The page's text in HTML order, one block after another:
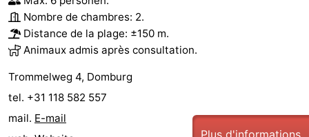
Nombre de chambres: 2.
Distance de la plage: ±150 m.
Animaux admis après consultation.
Trommelweg 4, Domburg
tel. +31 118 582 557
mail. E-mail